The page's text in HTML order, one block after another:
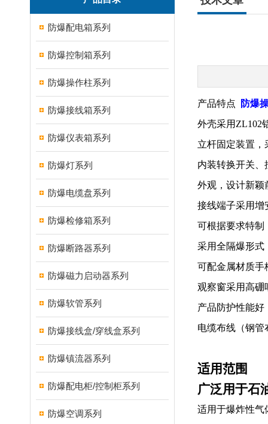
防爆配电箱系列
防爆控制箱系列
防爆操作柱系列
防爆接线箱系列
防爆仪表箱系列
防爆灯系列
防爆电缆盘系列
防爆检修箱系列
防爆断路器系列
防爆磁力启动器系列
防爆软管系列
防爆接线盒/穿线盒系列
防爆镇流器系列
防爆配电柜/控制柜系列
防爆空调系列
产品特点
防爆
外壳采用ZL102
立杆固定装置，
内装转换开关、
外观，设计新颖
接线端子采用增
可根据要求特制
采用全隔爆形式
可配金属材质手
观察窗采用高硼
产品防护性能好
电缆布线（钢管
适用范围
广泛用于石
适用于爆炸性气